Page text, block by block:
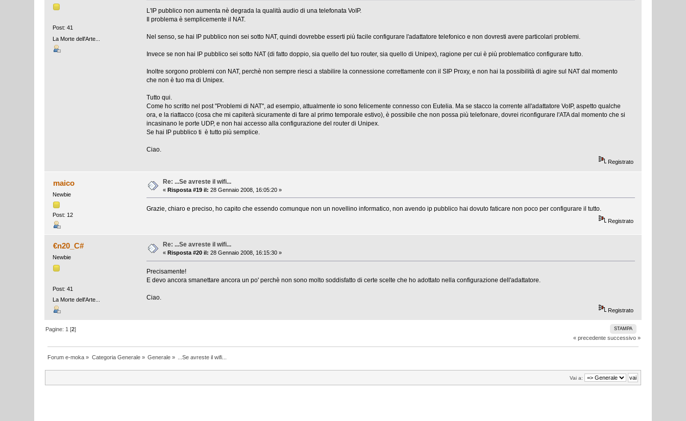
Post: 41
La Morte dell'Arte...
L'IP pubblico non aumenta nè degrada la qualità audio di una telefonata VoIP.
Il problema è semplicemente il NAT.
Nel senso, se hai IP pubblico non sei sotto NAT, quindi dovrebbe esserti più facile configurare l'adattatore telefonico e non dovresti avere particolari problemi.
Invece se non hai IP pubblico sei sotto NAT (di fatto doppio, sia quello del tuo router, sia quello di Unipex), ragione per cui è più problematico configurare tutto.
Inoltre sorgono problemi con NAT, perchè non sempre riesci a stabilire la connessione correttamente con il SIP Proxy, e non hai la possibilità di agire sul NAT dal momento
che non è tuo ma di Unipex.
Tutto qui.
Come ho scritto nel post "Problemi di NAT", ad esempio, attualmente io sono felicemente connesso con Eutelia. Ma se stacco la corrente all'adattatore VoIP, aspetto qualche
ora, e la riattacco (cosa che mi capiterà sicuramente di fare al primo temporale estivo), è possibile che non possa più telefonare, dovrei riconfigurare l'ATA dal momento che si
incasinano le porte UDP, e non hai accesso alla configurazione del router di Unipex.
Se hai IP pubblico ti è tutto più semplice.
Ciao.
Registrato
maico
Newbie
Post: 12
Re: ...Se avreste il wifi...
«Risposta #19 il: 28 Gennaio 2008, 16:05:20 »
Grazie, chiaro e preciso, ho capito che essendo comunque non un novellino informatico, non avendo ip pubblico hai dovuto faticare non poco per configurare il tutto.
Registrato
€n20_C#
Newbie
Post: 41
La Morte dell'Arte...
Re: ...Se avreste il wifi...
« Risposta #20 il: 28 Gennaio 2008, 16:15:30 »
Precisamente!
E devo ancora smanettare ancora un po' perchè non sono molto soddisfatto di certe scelte che ho adottato nella configurazione dell'adattatore.
Ciao.
Registrato
STAMPA
Pagine: 1 [2]
« precedente successivo »
Forum e-moka » Categoria Generale» Generale » ...Se avreste il wifi...
Vai a: